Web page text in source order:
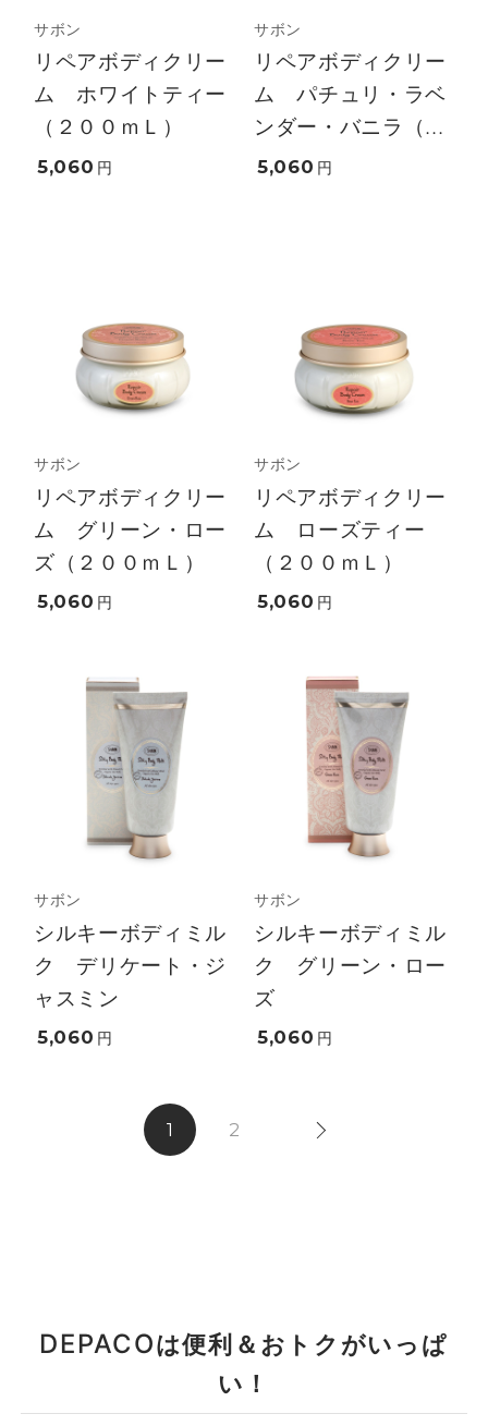
サボン
リペアボディクリー
ム ホワイトティー
（２００ｍＬ）
5,060 円
サボン
リペアボディクリー
ム パチュリ・ラベ
ンダー・バニラ（...
5,060 円
サボン
リペアボディクリー
ム グリーン・ロー
ズ（２００ｍＬ）
5,060 円
サボン
リペアボディクリー
ム ローズティー
（２００ｍＬ）
5,060 円
サボン
シルキーボディミル
ク デリケート・ジ
ャスミン
5,060 円
サボン
シルキーボディミル
ク グリーン・ロー
ズ
5,060 円
1 2
DEPACOは便利＆おトクがいっぱ
い！